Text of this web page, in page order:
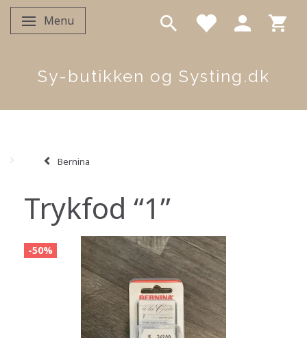
Skifte navigation
Menu
Sy-butikken og Systing.dk
Bernina
Trykfod “1”
-50%